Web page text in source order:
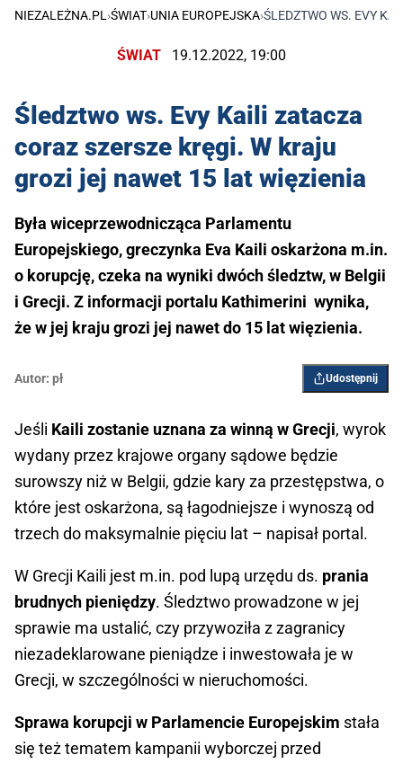
NIEZALEŻNA.PL ›ŚWIAT›UNIA EUROPEJSKA›ŚLEDZTWO WS. EVY
ŚWIAT 19.12.2022, 19:00
Śledztwo ws. Evy Kaili zatacza
coraz szersze kręgi. W kraju
grozi jej nawet 15 lat więzienia
Była wiceprzewodnicząca Parlamentu
Europejskiego, greczynka Eva Kaili oskarżona m.in.
o korupcję, czeka na wyniki dwóch śledztw, w Belgii
i Grecji. Z informacji portalu Kathimerini wynika,
że w jej kraju grozi jej nawet do 15 lat więzienia.
Autor: pł Udostępnij
Jeśli Kaili zostanie uznana za winną w Grecji, wyrok
wydany przez krajowe organy sądowe będzie
surowszy niż w Belgii, gdzie kary za przestępstwa, o
które jest oskarżona, są łagodniejsze i wynoszą od
trzech do maksymalnie pięciu lat – napisał portal.
W Grecji Kaili jest m.in. pod lupą urzędu ds. prania
brudnych pieniędzy. Śledztwo prowadzone w jej
sprawie ma ustalić, czy przywoziła z zagranicy
niezadeklarowane pieniądze i inwestowała je w
Grecji, w szczególności w nieruchomości.
Sprawa korupcji w Parlamencie Europejskim stała
się też tematem kampanii wyborczej przed